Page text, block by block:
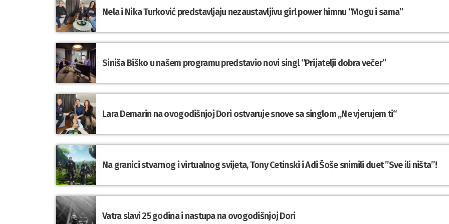
Nela i Nika Turković predstavljaju nezaustavljivu girl power himnu “Mogu i sama”
Siniša Biško u našem programu predstavio novi singl “Prijatelji dobra večer”
Lara Demarin na ovogodišnjoj Dori ostvaruje snove sa singlom „Ne vjerujem ti“
Na granici stvarnog i virtualnog svijeta, Tony Cetinski i Adi Šoše snimili duet ”Sve ili ništa”!
Vatra slavi 25 godina i nastupa na ovogodišnjoj Dori